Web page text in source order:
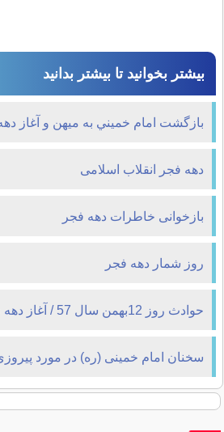
بیشتر بخوانید تا بیشتر بدانید
بازگشت امام خميني به میهن و آغاز
دهه فجر انقلاب اسلامی
بازخوانی خاطرات دهه فجر
روز شمار دهه فجر
حوادث روز 12بهمن سال 57 / آغاز دهه فجر
سخنان امام خمینی (ره) در مورد